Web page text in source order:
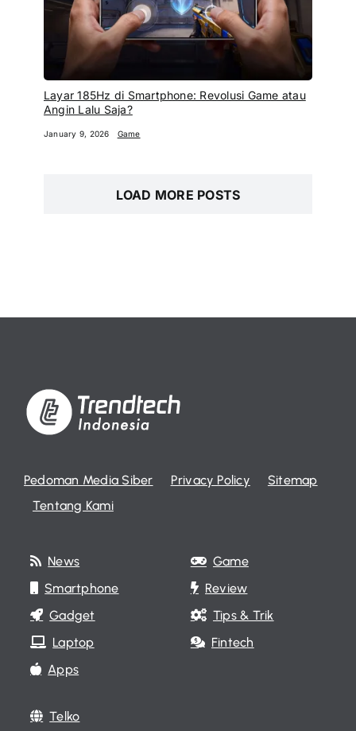
Layar 185Hz di Smartphone: Revolusi Game atau
Angin Lalu Saja?
January 9, 2026 Game
LOAD MORE POSTS
Pedoman Media Siber Privacy Policy
Sitemap
Tentang Kami
News
Smartphone
Gadget
Laptop
Apps
Game
Review
Tips & Trik
Fintech
Telko